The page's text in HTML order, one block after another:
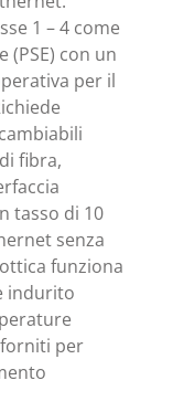
1 – 4 come
con un
per il
fibra,
tasso di 10
senza
funziona
indurito
per